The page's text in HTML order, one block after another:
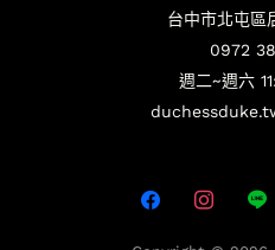
台中市北屯區
0972
週二~週六